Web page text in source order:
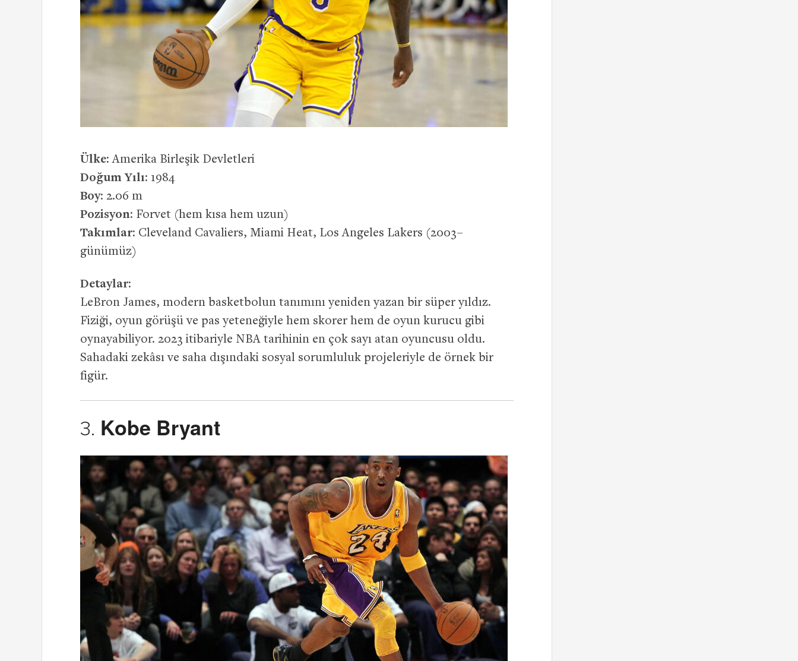
Ülke: Amerika Birleşik Devletleri
Doğum Yılı: 1984
Boy: 2.06 m
Pozisyon: Forvet (hem kısa hem uzun)
Takımlar: Cleveland Cavaliers, Miami Heat, Los Angeles Lakers (2003–
günümüz)
Detaylar:
LeBron James, modern basketbolun tanımını yeniden yazan bir süper yıldız.
Fiziği, oyun görüşü ve pas yeteneğiyle hem skorer hem de oyun kurucu gibi
oynayabiliyor. 2023 itibariyle NBA tarihinin en çok sayı atan oyuncusu oldu.
Sahadaki zekâsı ve saha dışındaki sosyal sorumluluk projeleriyle de örnek bir
figür.
3. Kobe Bryant